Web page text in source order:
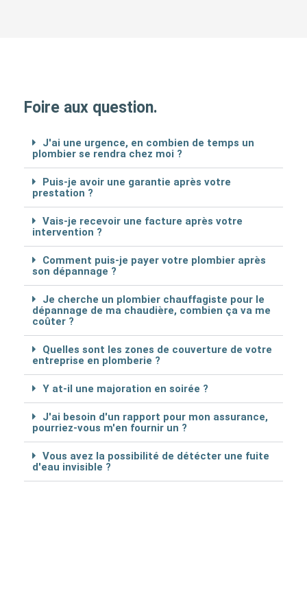
Foire aux question.
J'ai une urgence, en combien de temps un
plombier se rendra chez moi ?
Puis-je avoir une garantie après votre
prestation ?
Vais-je recevoir une facture après votre
intervention ?
Comment puis-je payer votre plombier après
son dépannage ?
Je cherche un plombier chauffagiste pour le
dépannage de ma chaudière, combien ça va me
coûter ?
Quelles sont les zones de couverture de votre
entreprise en plomberie ?
Y at-il une majoration en soirée ?
J'ai besoin d'un rapport pour mon assurance,
pourriez-vous m'en fournir un ?
Vous avez la possibilité de détécter une fuite
d'eau invisible ?